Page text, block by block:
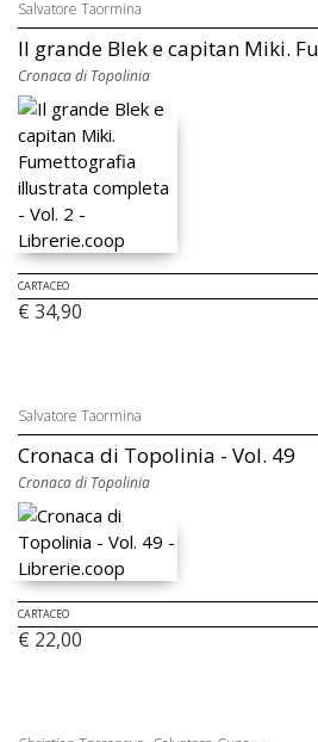
Salvatore Taormina
Il grande Blek e capitan Miki.
Cronaca di Topolinia
CARTACEO
€ 34,90
Salvatore Taormina
Cronaca di Topolinia - Vol. 49
Cronaca di Topolinia
CARTACEO
€ 22,00